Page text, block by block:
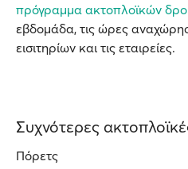
πρόγραμμα ακτοπλοϊκών
εβδομάδα, τις ώρες
εισιτηρίων και τις εταιρείες.
Συχνότερες
Πόρετς